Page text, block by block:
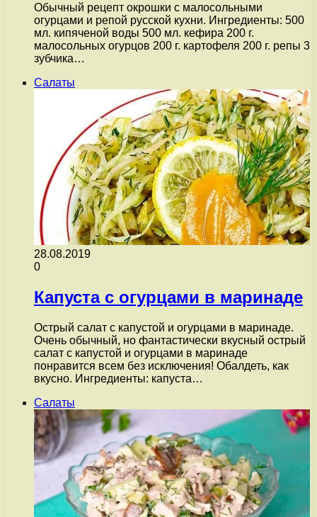
Обычный рецепт окрошки с малосольными
огурцами и репой русской кухни. Ингредиенты: 500
мл. кипяченой воды 500 мл. кефира 200 г.
малосольных огурцов 200 г. картофеля 200 г. репы 3
зубчика…
Салаты
28.08.2019
0
Капуста с огурцами в маринаде
Острый салат с капустой и огурцами в маринаде.
Очень обычный, но фантастически вкусный острый
салат с капустой и огурцами в маринаде
понравится всем без исключения! Обалдеть, как
вкусно. Ингредиенты: капуста…
Салаты